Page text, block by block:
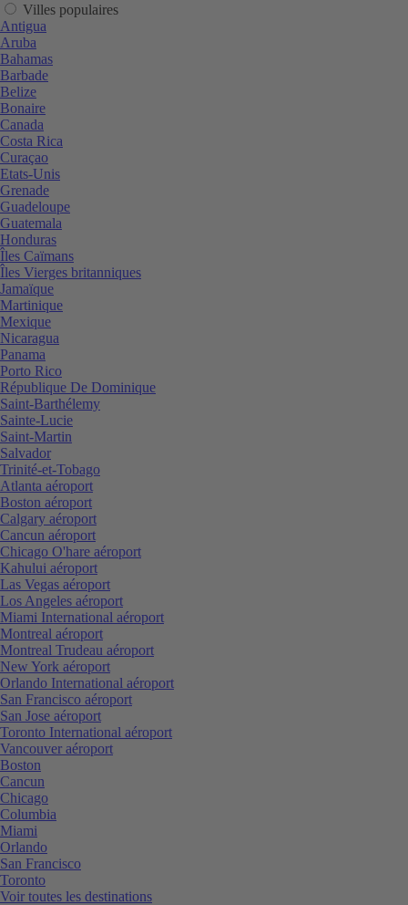
Villes populaires
Antigua
Aruba
Bahamas
Barbade
Belize
Bonaire
Canada
Costa Rica
Curaçao
Etats-Unis
Grenade
Guadeloupe
Guatemala
Honduras
Îles Caïmans
Îles Vierges britanniques
Jamaïque
Martinique
Mexique
Nicaragua
Panama
Porto Rico
République De Dominique
Saint-Barthélemy
Sainte-Lucie
Saint-Martin
Salvador
Trinité-et-Tobago
Atlanta aéroport
Boston aéroport
Calgary aéroport
Cancun aéroport
Chicago O'hare aéroport
Kahului aéroport
Las Vegas aéroport
Los Angeles aéroport
Miami International aéroport
Montreal aéroport
Montreal Trudeau aéroport
New York aéroport
Orlando International aéroport
San Francisco aéroport
San Jose aéroport
Toronto International aéroport
Vancouver aéroport
Boston
Cancun
Chicago
Columbia
Miami
Orlando
San Francisco
Toronto
Voir toutes les destinations